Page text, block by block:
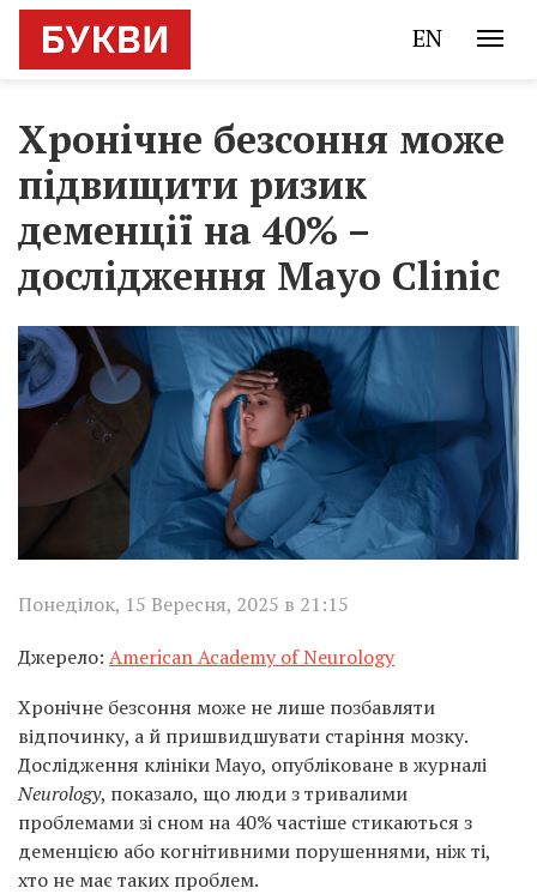
EN
Хронічне безсоння може
підвищити ризик
деменції на 40% –
дослідження Mayo Clinic
Понеділок, 15 Вересня, 2025 в 21:15
Джерело: American Academy of Neurology
Хронічне безсоння може не лише позбавляти
відпочинку, а й пришвидшувати старіння мозку.
Дослідження клініки Mayo, опубліковане в журналі
Neurology, показало, що люди з тривалими
проблемами зі сном на 40% частіше стикаються з
деменцією або когнітивними порушеннями, ніж ті,
хто не має таких проблем.